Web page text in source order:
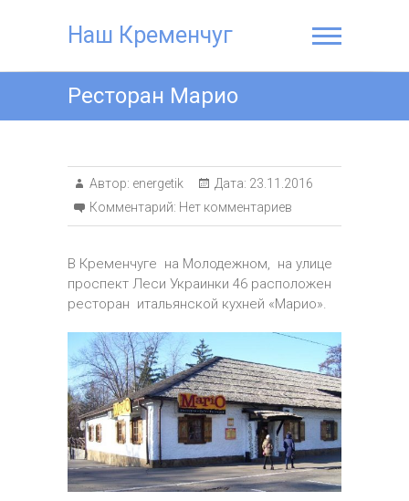
Наш Кременчуг
Ресторан Марио
Автор: energetik Дата: 23.11.2016
Комментарий: Нет комментариев
В Кременчуге на Молодежном, на улице
проспект Леси Украинки 46 расположен
ресторан итальянской кухней «Марио».